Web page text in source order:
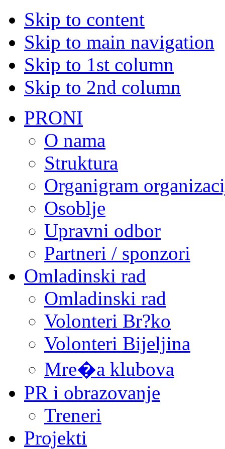
Skip to content
Skip to main navigation
Skip to 1st column
Skip to 2nd column
PRONI
O nama
Struktura
Organigram
Osoblje
Upravni odbor
Partneri / sponzori
Omladinski rad
Omladinski rad
Volonteri Br?ko
Volonteri Bijeljina
Mre�a klubova
PR i obrazovanje
Treneri
Projekti